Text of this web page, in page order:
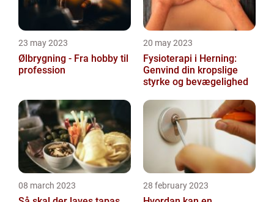
23 may 2023
Ølbrygning - Fra hobby til
profession
20 may 2023
Fysioterapi i Herning:
Genvind din kropslige
styrke og bevægelighed
08 march 2023 28 february 2023